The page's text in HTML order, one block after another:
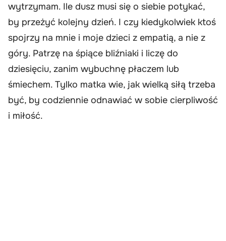
wytrzymam. Ile dusz musi się o siebie potykać,
by przeżyć kolejny dzień. I czy kiedykolwiek ktoś
spojrzy na mnie i moje dzieci z empatią, a nie z
góry. Patrzę na śpiące bliźniaki i liczę do
dziesięciu, zanim wybuchnę płaczem lub
śmiechem. Tylko matka wie, jak wielką siłą trzeba
być, by codziennie odnawiać w sobie cierpliwość
i miłość.